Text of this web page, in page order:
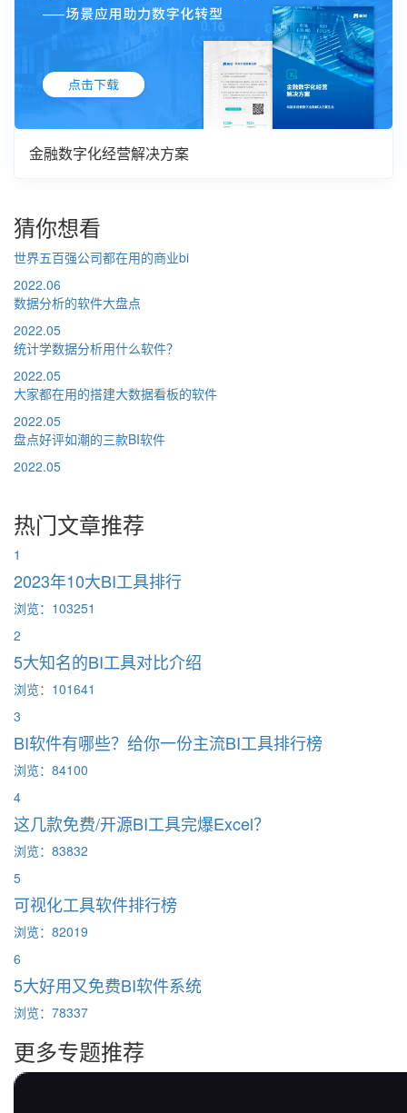
金融数字化经营解决方案
猜你想看
世界五百强公司都在用的商业bi
2022.06
数据分析的软件大盘点
2022.05
统计学数据分析用什么软件？
2022.05
大家都在用的搭建大数据看板的软件
2022.05
盘点好评如潮的三款BI软件
2022.05
热门文章推荐
1
2023年10大BI工具排行
浏览：103251
2
5大知名的BI工具对比介绍
浏览：101641
3
BI软件有哪些？给你一份主流BI工具排行榜
浏览：84100
4
这几款免费/开源BI工具完爆Excel？
浏览：83832
5
可视化工具软件排行榜
浏览：82019
6
5大好用又免费BI软件系统
浏览：78337
更多专题推荐